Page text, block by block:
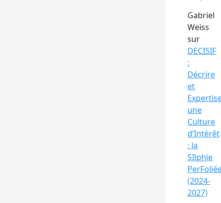
Gabriel
Weiss
sur
DECISIF
:
Décrire
et
une
Culture
d’Intérêt
: la
SIlphie
(2024-
2027)